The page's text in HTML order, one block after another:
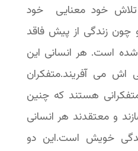
تلاش خود معنایی خود
چون زندگی از پیش فاقد
است. هر انسانی این
اش می آفریند.متفکران
هستند که چنین
و معتقدند هر انسانی
خویش است.این دو